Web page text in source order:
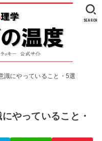
SEARCH
識にやっていること・5選
やっていること・